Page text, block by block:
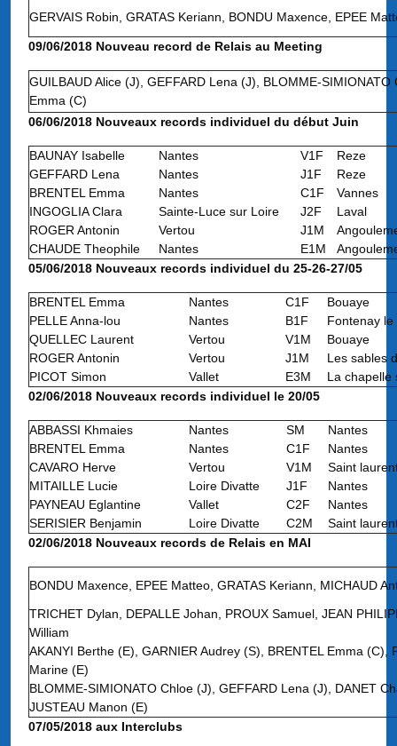
GERVAIS Robin, GRATAS Keriann, BONDU Maxence, EPEE
09/06/2018 Nouveau record de Relais au Meeting
GUILBAUD Alice (J), GEFFARD Lena (J), BLOMME-SIMIONATO
Emma (C)
06/06/2018 Nouveaux records individuel du début Juin
BAUNAY Isabelle Nantes V1F
Reze
GEFFARD Lena
Nantes J1F
Reze
BRENTEL Emma
Nantes C1F
Vannes
INGOGLIA Clara
Sainte-Luce sur Loire J2F
Laval
ROGER Antonin
Vertou J1M
CHAUDE Theophile
Nantes E1M
05/06/2018 Nouveaux records individuel du 25-26-27/05
BRENTEL Emma Nantes C1F
Bouaye
PELLE Anna-lou
Nantes B1F
Fontenay le
QUELLEC Laurent
Vertou V1M
Bouaye
ROGER Antonin
Vertou J1M
Les sables
PICOT Simon
Vallet E3M
La chapelle
02/06/2018 Nouveaux records individuel le 20/05
ABBASSI Khmaies Nantes SM
Nantes
BRENTEL Emma
Nantes C1F
Nantes
CAVARO Herve
Vertou V1M
Saint
MITAILLE Lucie
Loire Divatte J1F
Nantes
PAYNEAU Eglantine
Vallet C2F
Nantes
SERISIER Benjamin
Loire Divatte C2M
Saint
02/06/2018 Nouveaux records de Relais en MAI
BONDU Maxence, EPEE Matteo, GRATAS Keriann, MICHAUD
TRICHET Dylan, DEPALLE Johan, PROUX Samuel, JEAN
William
AKANYI Berthe (E), GARNIER Audrey (S), BRENTEL Emma (C),
Marine (E)
BLOMME-SIMIONATO Chloe (J), GEFFARD Lena (J), DANET
JUSTEAU Manon (E)
07/05/2018 aux Interclubs